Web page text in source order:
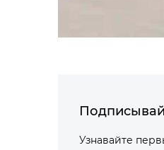
Узнавайте